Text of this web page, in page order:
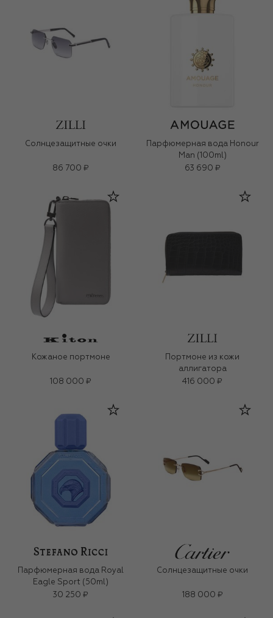
Солнцезащитные очки
86 700 ₽
Парфюмерная вода Honour
Man (100ml)
63 690 ₽
Кожаное портмоне
108 000 ₽
Портмоне из кожи
аллигатора
416 000 ₽
Парфюмерная вода Royal
Eagle Sport (50ml)
30 250 ₽
Солнцезащитные очки
188 000 ₽